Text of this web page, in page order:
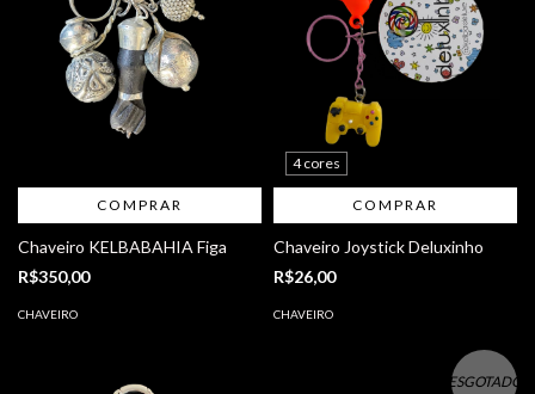
COMPRAR
Chaveiro KELBABAHIA Figa
R$350,00
CHAVEIRO
4 cores
COMPRAR
Chaveiro Joystick Deluxinho
R$26,00
CHAVEIRO
ESGOTADO